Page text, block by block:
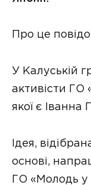
Про це
У Калуській
активісти ГО
якої є Іванна
Ідея,
основі,
ГО «Молодь у